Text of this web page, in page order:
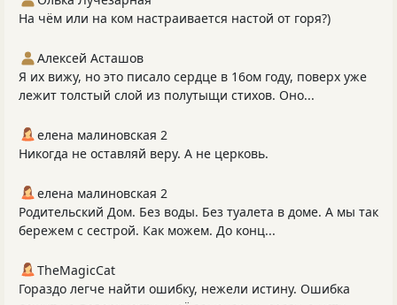
На чём или на ком настраивается настой от горя?)
Алексей Асташов
Я их вижу, но это писало сердце в 16ом году, поверх уже
лежит толстый слой из полутыщи стихов. Оно...
елена малиновская 2
Никогда не оставляй веру. А не церковь.
елена малиновская 2
Родительский Дом. Без воды. Без туалета в доме. А мы так
бережем с сестрой. Как можем. До конц...
TheMagicCat
Гораздо легче найти ошибку, нежели истину. Ошибка